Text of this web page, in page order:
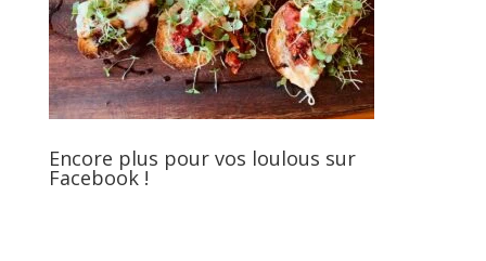
Encore plus pour vos loulous sur
Facebook !